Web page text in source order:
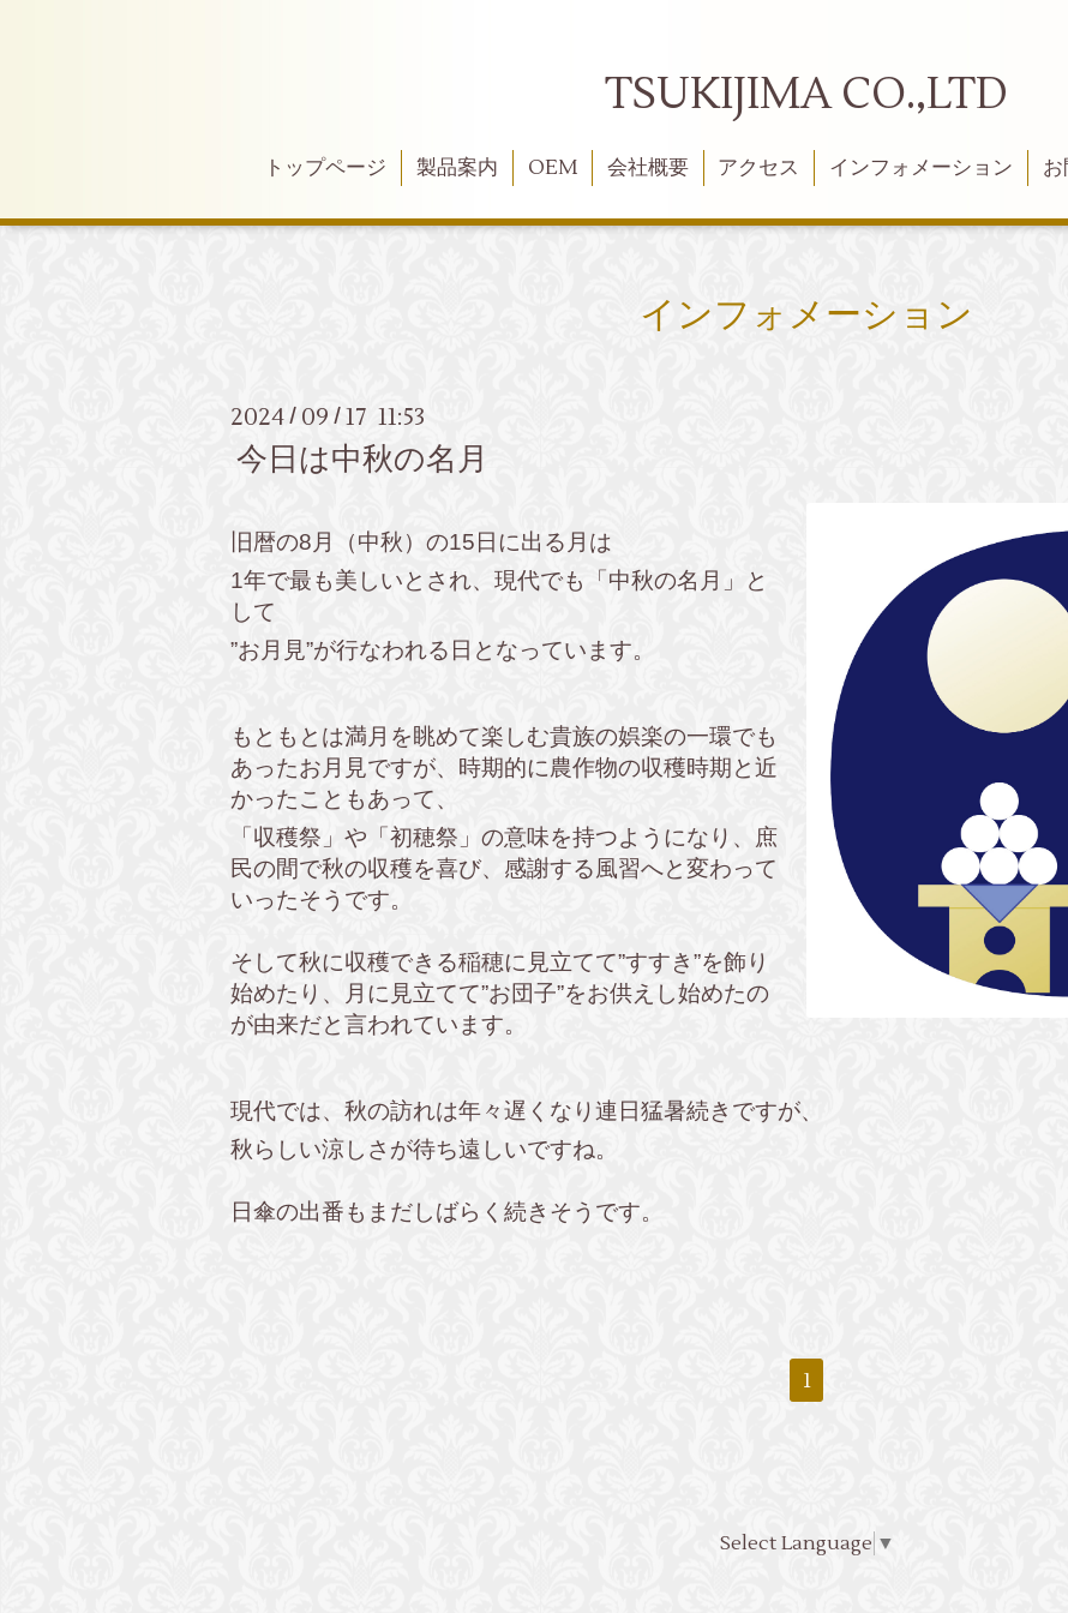
TSUKIJIMA CO.,LTD
トップページ 製品案内 OEM 会社概要 アクセス インフォメーション
インフォメーション
2024 / 09 / 17 11:53
今日は中秋の名月
旧暦の8月（中秋）の15日に出る月は
1年で最も美しいとされ、 現代でも「中秋の名月」と
して
”お月見”が行なわれる日となっています。
もともとは満月を眺めて楽しむ貴族の娯楽の一環でも
あったお月見ですが、時期的に農作物の収穫時期と近
かったこともあって、
「収穫祭」や「初穂祭」の意味を持つようになり、庶
民の間で秋の収穫を喜び、感謝する風習へと変わって
いったそうです。
そして秋に収穫できる稲穂に見立てて”すすき”を飾り
始めたり、月に見立てて”お団子”をお供えし始めたの
が由来だと言われています。
現代では、秋の訪れは年々遅くなり連日猛暑続きですが、
秋らしい涼しさが待ち遠しいですね。
日傘の出番もまだしばらく続きそうです。
1
Select Language ▼